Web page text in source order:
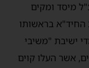
מיסד ומקים
החיד"א בראשותו
ישיבת "משיבי
אשר העלו קוים